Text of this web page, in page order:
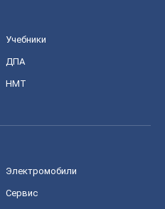
Учебники
ДПА
НМТ
Электромобили
Сервис